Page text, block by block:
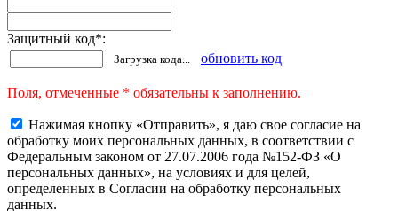
Защитный код*:
Загрузка кода... обновить код
Поля, отмеченные * обязательны к заполнению.
Нажимая кнопку «Отправить», я даю свое согласие на
обработку моих персональных данных, в соответствии с
Федеральным законом от 27.07.2006 года №152-ФЗ «О
персональных данных», на условиях и для целей,
определенных в Согласии на обработку персональных
данных.